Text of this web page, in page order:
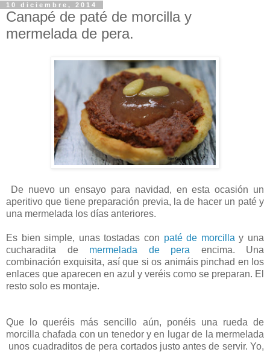
10 diciembre, 2014
Canapé de paté de morcilla y
mermelada de pera.
De nuevo un ensayo para navidad, en esta ocasión un
aperitivo que tiene preparación previa, la de hacer un paté y
una mermelada los días anteriores.
Es bien simple, unas tostadas con paté de morcilla y una
cucharadita de mermelada de pera encima. Una
combinación exquisita, así que si os animáis pinchad en los
enlaces que aparecen en azul y veréis como se preparan. El
resto solo es montaje.
Que lo queréis más sencillo aún, ponéis una rueda de
morcilla chafada con un tenedor y en lugar de la mermelada
unos cuadraditos de pera cortados justo antes de servir. Yo,